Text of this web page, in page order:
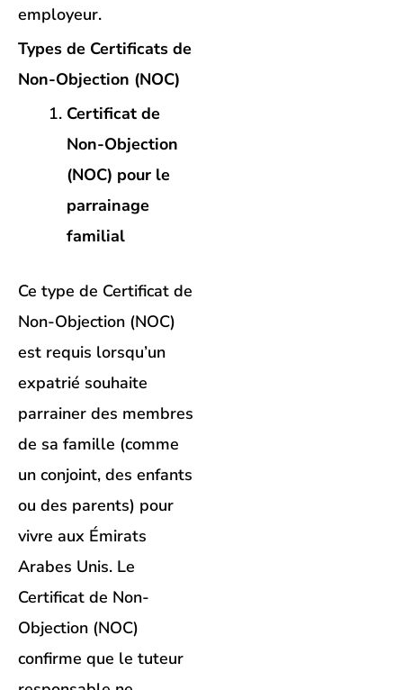
employeur.
Types de Certificats de
Non-Objection (NOC)
Certificat de
Non-Objection
(NOC) pour le
parrainage
familial
Ce type de Certificat de
Non-Objection (NOC)
est requis lorsqu’un
expatrié souhaite
parrainer des membres
de sa famille (comme
un conjoint, des enfants
ou des parents) pour
vivre aux Émirats
Arabes Unis. Le
Certificat de Non-
Objection (NOC)
confirme que le tuteur